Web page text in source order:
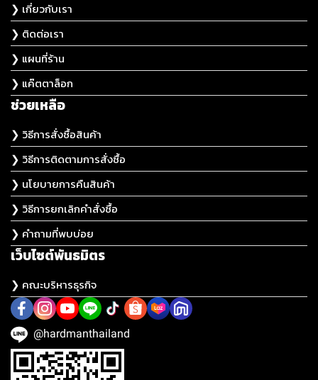
❯ เกี่ยวกับเรา
❯ ติดต่อเรา
❯ แผนที่ร้าน
❯ แค๊ตตาล็อก
ช่วยเหลือ
❯ วิธีการสั่งซื้อสินค้า
❯ วิธีการติดตามการสั่งซื้อ
❯ นโยบายการคืนสินค้า
❯ วิธีการยกเลิกคำสั่งซื้อ
❯ คำถามที่พบบ่อย
เว็บไซต์พันธมิตร
❯ คณะบริหารธุรกิจ
@hardmanthailand